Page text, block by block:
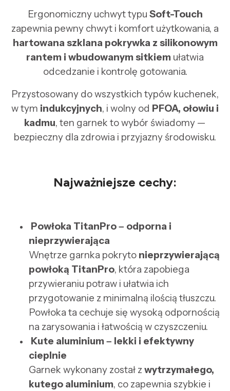
Ergonomiczny uchwyt typu Soft-Touch
zapewnia pewny chwyt i komfort użytkowania, a
hartowana szklana pokrywka z silikonowym
rantem i wbudowanym sitkiem ułatwia
odcedzanie i kontrolę gotowania.
Przystosowany do wszystkich typów kuchenek,
w tym indukcyjnych, i wolny od PFOA, ołowiu i
kadmu, ten garnek to wybór świadomy —
bezpieczny dla zdrowia i przyjazny środowisku.
Najważniejsze cechy:
Powłoka TitanPro– odporna i
nieprzywierająca
Wnętrze garnka pokryto nieprzywierającą
powłoką TitanPro, która zapobiega
przywieraniu potraw i ułatwia ich
przygotowanie z minimalną ilością tłuszczu.
Powłoka ta cechuje się wysoką odpornością
na zarysowania i łatwością w czyszczeniu.
Kute aluminium – lekki i efektywny
cieplnie
Garnek wykonany został z wytrzymałego,
kutego aluminium, co zapewnia szybkie i